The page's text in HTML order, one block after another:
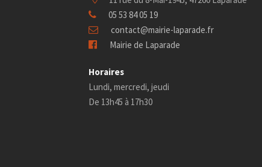
05 53 84 05 19
contact@mairie-laparade.fr
Mairie de Laparade
Horaires
Lundi, mercredi, jeudi
De 13h45 à 17h30